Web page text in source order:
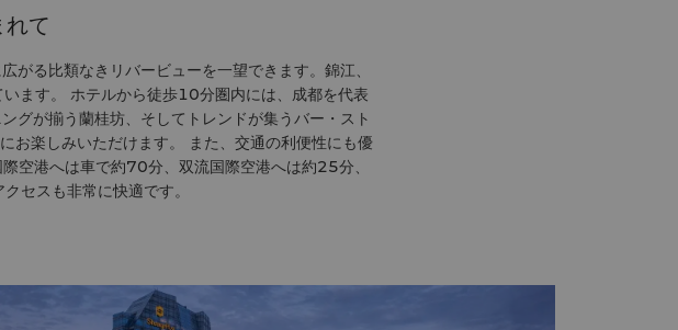
て
がる比類なきリバービューを一望できます。錦江、
ます。 ホテルから徒歩10分圏内には、成都を代表
グが揃う蘭桂坊、そしてトレンドが集うバー・スト
お楽しみいただけます。 また、交通の利便性にも優
空港へは車で約70分、双流国際空港へは約25分、
セスも非常に快適です。